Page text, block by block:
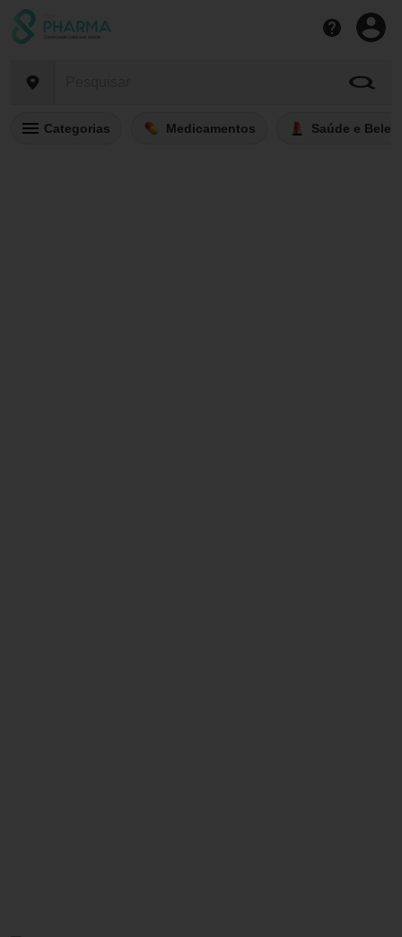
Categorias Medicamentos Saúde e